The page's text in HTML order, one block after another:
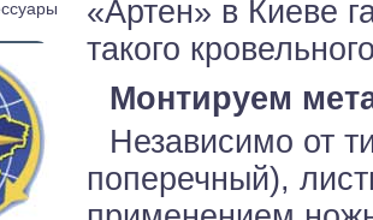
«Артен» в Киеве
такого
Монтируем
Независимо от
поперечный),